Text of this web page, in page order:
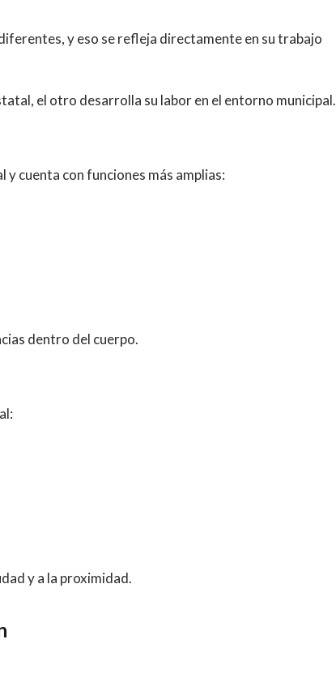
y eso se refleja directamente en su trabajo
el otro desarrolla su labor en el entorno municipal.
cuenta con funciones más amplias:
dentro del cuerpo.
y a la proximidad.